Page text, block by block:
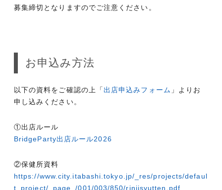
募集締切となりますのでご注意ください。
お申込み方法
以下の資料をご確認の上「 出店申込みフォーム 」よりお
申し込みください。
①出店ルール
BridgeParty出店ルール2026
②保健所資料
https://www.city.itabashi.tokyo.jp/_res/projects/defaul
t_project/_page_/001/003/850/rinjisyutten.pdf